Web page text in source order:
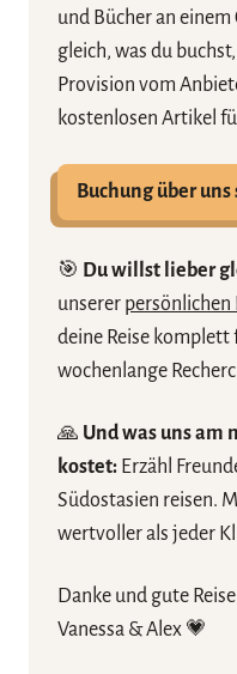
und Bücher an
gleich, was du
Provision vom
kostenlosen Artikel
Buchung über
🎯 Du willst lieber
unserer persönlichen
deine Reise
wochenlange
🙏 Und was uns
kostet: Erzähl
Südostasien reisen.
wertvoller als jeder
Danke und gute
Vanessa & Alex 💗